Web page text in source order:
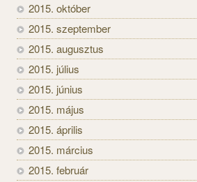
2015. október
2015. szeptember
2015. augusztus
2015. július
2015. június
2015. május
2015. április
2015. március
2015. február